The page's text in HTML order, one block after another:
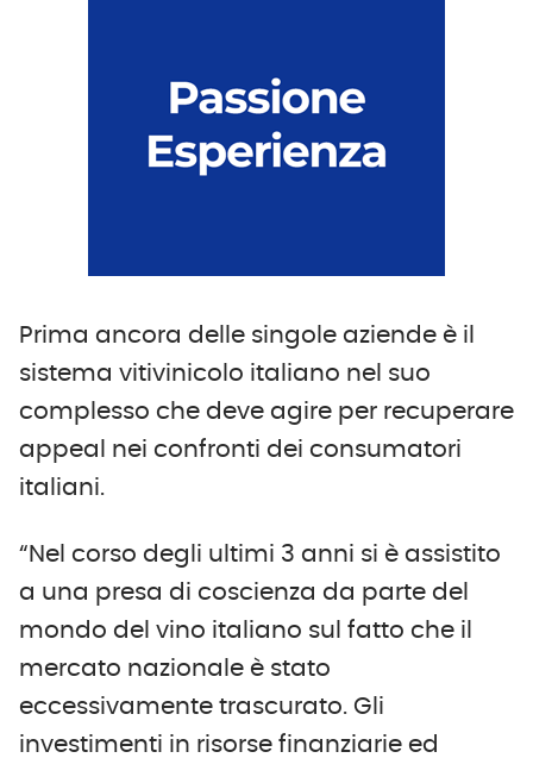
Prima ancora delle singole aziende è il
sistema vitivinicolo italiano nel suo
complesso che deve agire per recuperare
appeal nei confronti dei consumatori
italiani.
“Nel corso degli ultimi 3 anni si è assistito
a una presa di coscienza da parte del
mondo del vino italiano sul fatto che il
mercato nazionale è stato
eccessivamente trascurato. Gli
investimenti in risorse finanziarie ed